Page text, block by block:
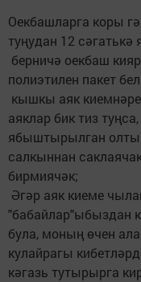
Оекбашларга коры
туңудан 12
берничә оекбаш
полиэтилен пакет
кышкы аяк
аяклар бик тиз
ябыштырылган
салкыннан
бирмиячәк;
Әгәр аяк киеме
"бабайлар"ыбыздан
була, моның өчен
кулайрагы
кәгазь тутырырга